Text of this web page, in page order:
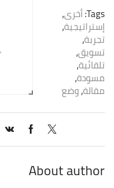
Tags: أخرى,
إستراتيجية,
تجربة,
تسويق,
تلقائية,
مسودة,
مقالة,وضع
About author